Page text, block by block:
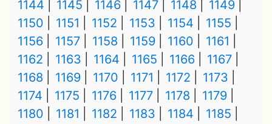
1144
1145 1146 1147 1148
1149
1150
1151 1152 1153 1154
1155
1156
1157 1158 1159 1160
1161
1162
1163 1164 1165 1166
1167
1168
1169 1170 1171 1172
1173
1174
1175 1176 1177 1178
1179
1180
1181 1182 1183 1184
1185